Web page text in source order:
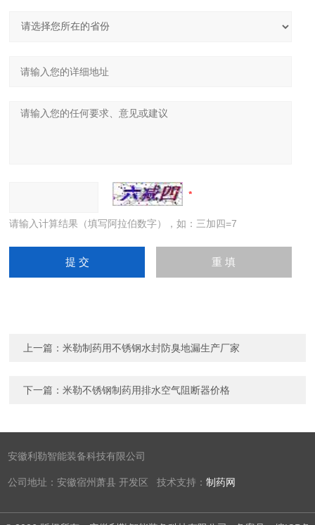
请输入计算结果（填写阿拉伯数字），如：三加四=7
上一篇：米勒制药用不锈钢水封防臭地漏生产厂家
下一篇：米勒不锈钢制药用排水空气阻断器价格
安徽利勒智能装备科技有限公司
公司地址：安徽宿州萧县 开发区 技术支持：制药网